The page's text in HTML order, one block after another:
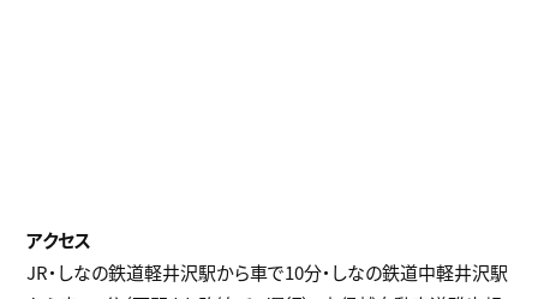
JR・しなの鉄道軽井沢駅から車で10分・しなの鉄道中軽井沢駅